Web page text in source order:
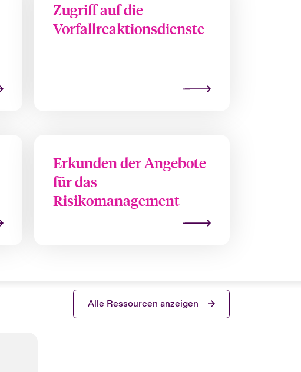
Zugriff auf die
Vorfallreaktionsdienste
Erkunden der Angebote
für das
Risikomanagement
Alle Ressourcen anzeigen